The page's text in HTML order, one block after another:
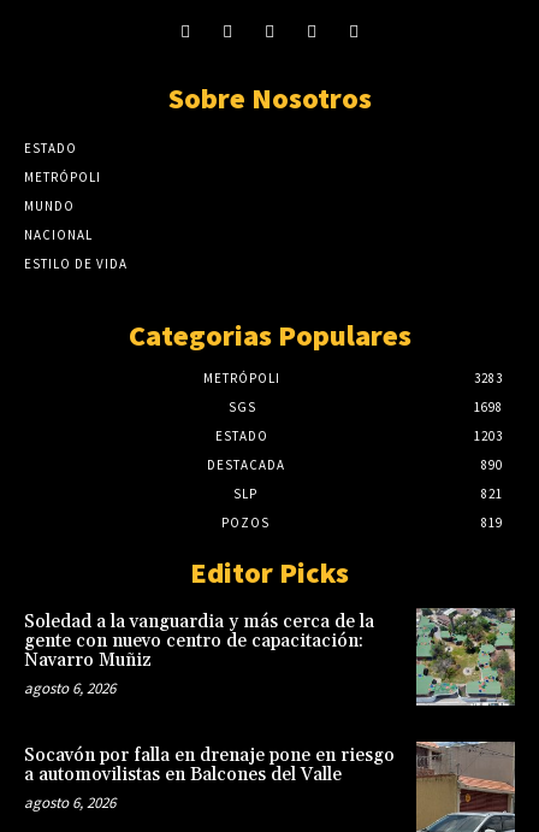
Sobre Nosotros
ESTADO
METRÓPOLI
MUNDO
NACIONAL
ESTILO DE VIDA
Categorias Populares
METRÓPOLI
3283
SGS
1698
ESTADO
1203
DESTACADA
890
SLP
821
POZOS
819
Editor Picks
Soledad a la vanguardia y más cerca de la
gente con nuevo centro de capacitación:
Navarro Muñiz
agosto 6, 2026
Socavón por falla en drenaje pone en riesgo
a automovilistas en Balcones del Valle
agosto 6, 2026